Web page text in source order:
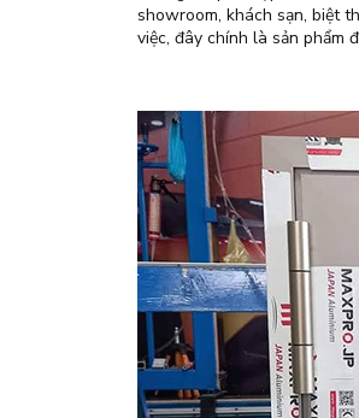
showroom, khách sạn, biệt
việc, đây chính là sản phẩm